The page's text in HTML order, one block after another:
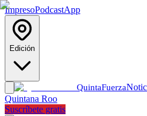
ImpresoPodcastApp
Edición
QuintaFuerza
Quintana Roo
Suscríbete gratis